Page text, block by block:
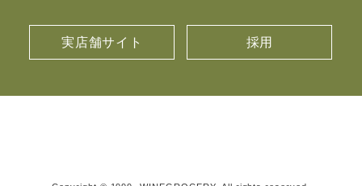
実店舗サイト 採用